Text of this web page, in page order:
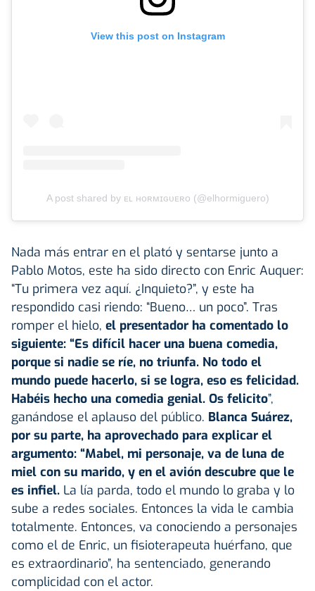
View this post on Instagram
A post shared by ᴇʟ ʜᴏʀᴍɪɢᴜᴇʀᴏ (@elhormiguero)
Nada más entrar en el plató y sentarse junto a
Pablo Motos, este ha sido directo con Enric Auquer:
“Tu primera vez aquí. ¿Inquieto?”, y este ha
respondido casi riendo: “Bueno… un poco”. Tras
romper el hielo, el presentador ha comentado lo
siguiente: “Es difícil hacer una buena comedia,
porque si nadie se ríe, no triunfa. No todo el
mundo puede hacerlo, si se logra, eso es felicidad.
Habéis hecho una comedia genial. Os felicito”,
ganándose el aplauso del público. Blanca Suárez,
por su parte, ha aprovechado para explicar el
argumento: “Mabel, mi personaje, va de luna de
miel con su marido, y en el avión descubre que le
es infiel. La lía parda, todo el mundo lo graba y lo
sube a redes sociales. Entonces la vida le cambia
totalmente. Entonces, va conociendo a personajes
como el de Enric, un fisioterapeuta huérfano, que
es extraordinario”, ha sentenciado, generando
complicidad con el actor.